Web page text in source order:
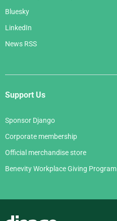
Bluesky
LinkedIn
News RSS
Support Us
Sponsor Django
Corporate membership
Official merchandise store
Benevity Workplace Giving Program